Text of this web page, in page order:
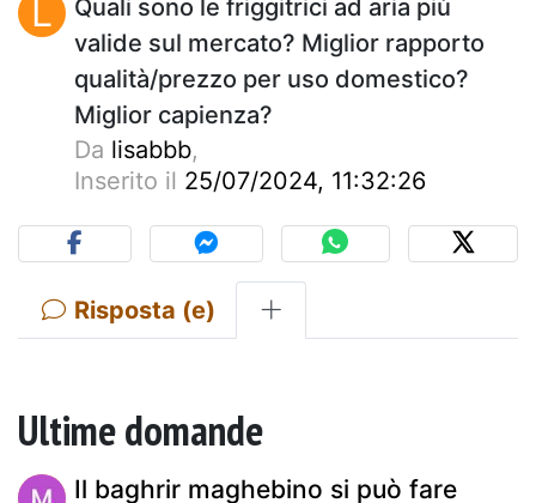
L
Quali sono le friggitrici ad aria più
valide sul mercato? Miglior rapporto
qualità/prezzo per uso domestico?
Miglior capienza?
Da lisabbb,
Inserito il 25/07/2024, 11:32:26
Risposta (e)
Ultime domande
Il baghrir maghebino si può fare